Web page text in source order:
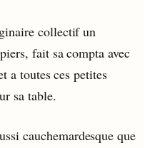
collectif un
fait sa compta avec
a toutes ces petites
sa table.
cauchemardesque que